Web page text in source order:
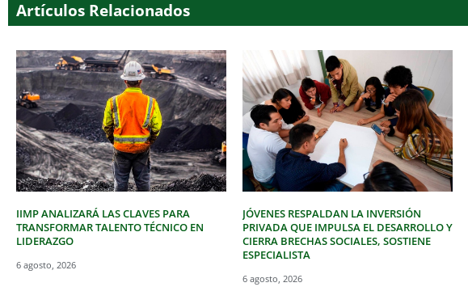
Artículos Relacionados
IIMP ANALIZARÁ LAS CLAVES PARA
TRANSFORMAR TALENTO TÉCNICO EN
LIDERAZGO
6 agosto, 2026
JÓVENES RESPALDAN LA INVERSIÓN
PRIVADA QUE IMPULSA EL DESARROLLO Y
CIERRA BRECHAS SOCIALES, SOSTIENE
ESPECIALISTA
6 agosto, 2026